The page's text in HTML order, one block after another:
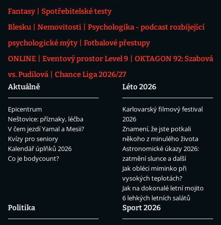
Fantasy
Spotřebitelské testy
Blesku
Nemovitosti
Psychologika - podcast rozbíjející
psychologické mýty
Fotbalové přestupy
ONLINE
Eventový prostor Level 9
OKTAGON 92: Szabová
vs. Pudilová
Chance Liga 2026/27
Aktuálně
Epicentrum
Neštovice: příznaky, léčba
V čem jezdí Yamal a Mesii?
Kvízy pro seniory
Kalendář úplňků 2026
Co je bodycount?
Léto 2026
Karlovarský filmový festival
2026
Znamení, že jste potkali
někoho z minulého života
Astronomické úkazy 2026:
zatmění slunce a další
Jak obléci miminko při
vysokých teplotách?
Jak na dokonalé letní mojito
6 lehkých letních salátů
Politika
Sport 2026